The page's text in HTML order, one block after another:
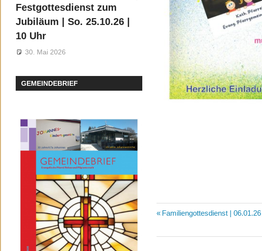
Vorheriger
Familiengottesdienst |
Festgottesdienst zum
Jubiläum | So. 25.10.26 |
10 Uhr
30. Mai 2026
GEMEINDEBRIEF